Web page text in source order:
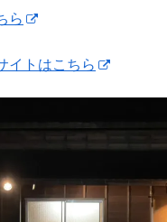
ら
イトはこちら